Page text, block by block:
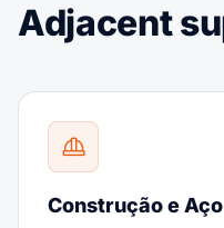
Adjacent
Construção e Aço